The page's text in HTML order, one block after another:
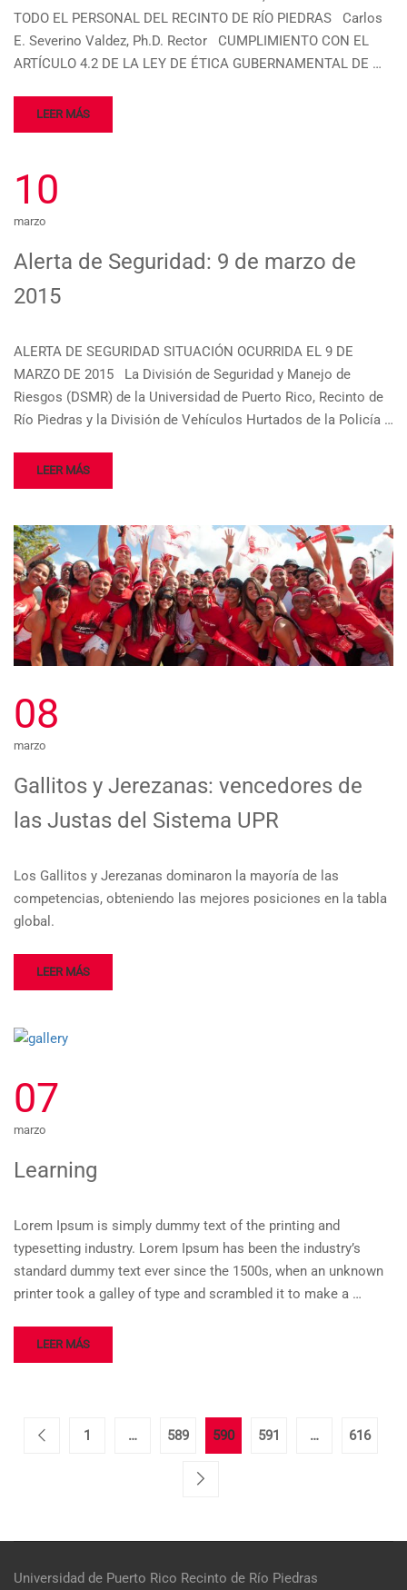
TODO EL PERSONAL DEL RECINTO DE RÍO PIEDRAS Carlos
E. Severino Valdez, Ph.D. Rector CUMPLIMIENTO CON EL
ARTÍCULO 4.2 DE LA LEY DE ÉTICA GUBERNAMENTAL DE …
LEER MÁS
10
marzo
Alerta de Seguridad: 9 de marzo de
2015
ALERTA DE SEGURIDAD SITUACIÓN OCURRIDA EL 9 DE
MARZO DE 2015 La División de Seguridad y Manejo de
Riesgos (DSMR) de la Universidad de Puerto Rico, Recinto de
Río Piedras y la División de Vehículos Hurtados de la Policía …
LEER MÁS
08
marzo
Gallitos y Jerezanas: vencedores de
las Justas del Sistema UPR
Los Gallitos y Jerezanas dominaron la mayoría de las
competencias, obteniendo las mejores posiciones en la tabla
global.
LEER MÁS
07
marzo
Learning
Lorem Ipsum is simply dummy text of the printing and
typesetting industry. Lorem Ipsum has been the industry’s
standard dummy text ever since the 1500s, when an unknown
printer took a galley of type and scrambled it to make a …
LEER MÁS
1 … 589 590 591 … 616
Universidad de Puerto Rico Recinto de Río Piedras